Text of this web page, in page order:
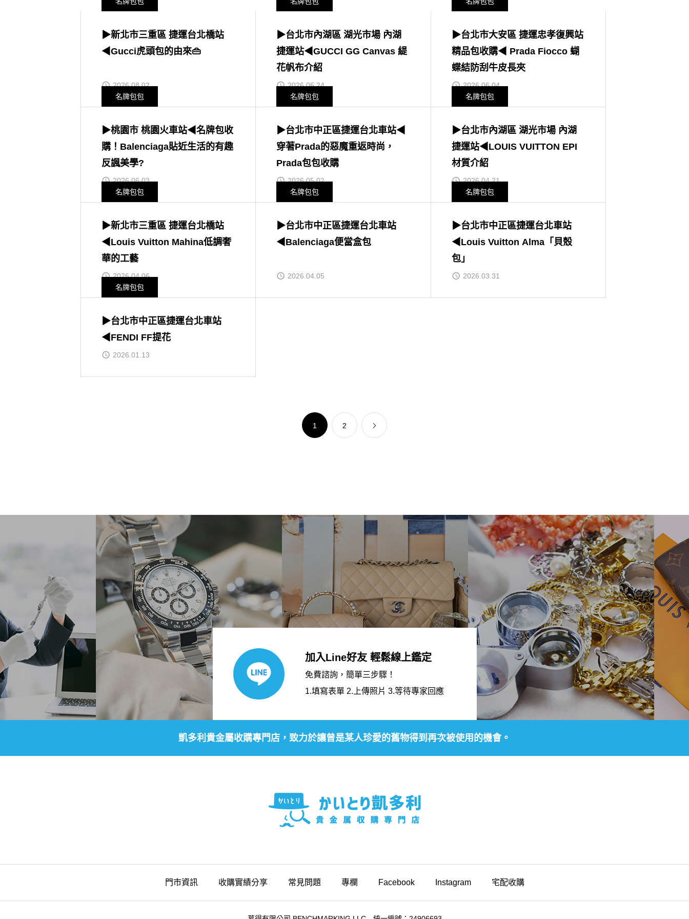
▶新北市三重區 捷運台北橋站
◀Gucci虎頭包的由來👜
2026.08.02
▶台北市內湖區 湖光市場 內湖
捷運站◀GUCCI GG Canvas 緹
花帆布介紹
2026.06.24
▶台北市大安區 捷運忠孝復興站
精品包收購◀ Prada Fiocco 蝴
蝶結防刮牛皮長夾
2026.06.04
名牌包包
▶桃園市 桃園火車站◀名牌包收
購！Balenciaga貼近生活的有趣
反諷美學?
2026.06.03
名牌包包
▶台北市中正區捷運台北車站◀
穿著Prada的惡魔重返時尚，
Prada包包收購
2026.05.02
名牌包包
▶台北市內湖區 湖光市場 內湖
捷運站◀LOUIS VUITTON EPI
材質介紹
2026.04.21
名牌包包
▶新北市三重區 捷運台北橋站
◀Louis Vuitton Mahina低調奢
華的工藝
2026.04.06
名牌包包
▶台北市中正區捷運台北車站
◀Balenciaga便當盒包
2026.04.05
名牌包包
▶台北市中正區捷運台北車站
◀Louis Vuitton Alma「貝殼
包」
2026.03.31
名牌包包
▶台北市中正區捷運台北車站
◀FENDI FF提花
2026.01.13
1 2
加入Line好友 輕鬆線上鑑定
免費諮詢，簡單三步驟！
1.填寫表單 2.上傳照片 3.等待專家回應
凱多利貴金屬收購專門店，致力於讓曾是某人珍愛的舊物得到再次被使用的機會。
門市資訊 收購實績分享 常見問題 專欄 Facebook Instagram 宅配收購